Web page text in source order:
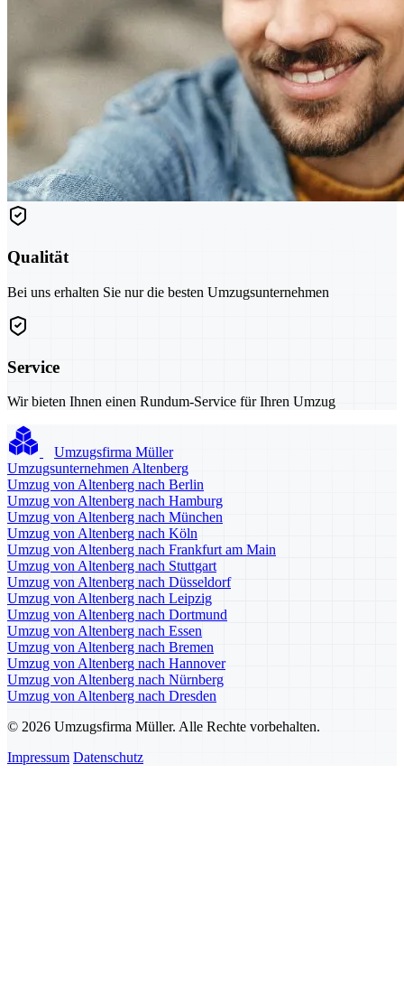
Qualität
Bei uns erhalten Sie nur die besten Umzugsunternehmen
Service
Wir bieten Ihnen einen Rundum-Service für Ihren Umzug
Umzugsfirma Müller
Umzugsunternehmen Altenberg
Umzug von Altenberg nach Berlin
Umzug von Altenberg nach Hamburg
Umzug von Altenberg nach München
Umzug von Altenberg nach Köln
Umzug von Altenberg nach Frankfurt am Main
Umzug von Altenberg nach Stuttgart
Umzug von Altenberg nach Düsseldorf
Umzug von Altenberg nach Leipzig
Umzug von Altenberg nach Dortmund
Umzug von Altenberg nach Essen
Umzug von Altenberg nach Bremen
Umzug von Altenberg nach Hannover
Umzug von Altenberg nach Nürnberg
Umzug von Altenberg nach Dresden
© 2026 Umzugsfirma Müller. Alle Rechte vorbehalten.
Impressum Datenschutz